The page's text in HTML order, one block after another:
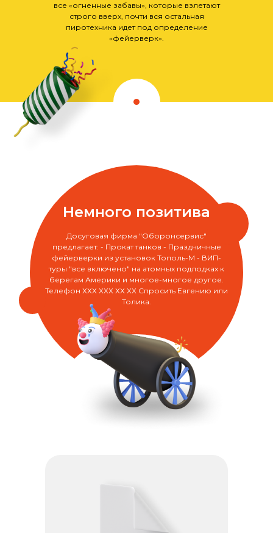
все «огненные забавы», которые взлетают
строго вверх, почти вся остальная
пиротехника идет под определение
«фейерверк».
Немного позитива
Досуговая фирма "Оборонсервис"
предлагает: - Прокат танков - Праздничные
фейерверки из установок Тополь-М - ВИП-
туры "все включено" на атомных подлодках к
берегам Америки и многое-многое другое.
Телефон ХХХ ХХХ ХХ ХХ Спросить Евгению или
Толика.